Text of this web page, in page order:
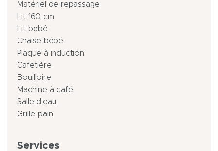
Matériel de repassage
Lit 160 cm
Lit bébé
Chaise bébé
Plaque à induction
Cafetière
Bouilloire
Machine à café
Salle d'eau
Grille-pain
Services